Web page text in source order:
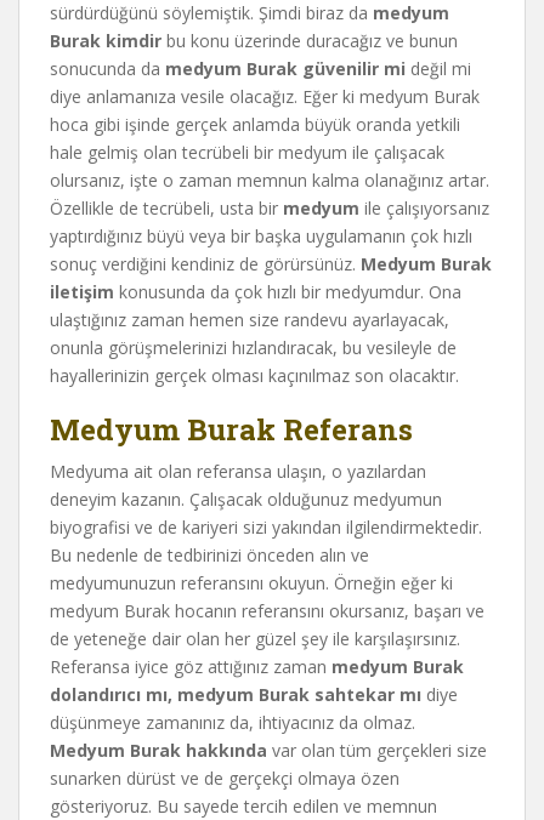
sürdürdüğünü söylemiştik. Şimdi biraz da medyum
Burak kimdir bu konu üzerinde duracağız ve bunun
sonucunda da medyum Burak güvenilir mi değil mi
diye anlamanıza vesile olacağız. Eğer ki medyum Burak
hoca gibi işinde gerçek anlamda büyük oranda yetkili
hale gelmiş olan tecrübeli bir medyum ile çalışacak
olursanız, işte o zaman memnun kalma olanağınız artar.
Özellikle de tecrübeli, usta bir medyum ile çalışıyorsanız
yaptırdığınız büyü veya bir başka uygulamanın çok hızlı
sonuç verdiğini kendiniz de görürsünüz. Medyum Burak
iletişim konusunda da çok hızlı bir medyumdur. Ona
ulaştığınız zaman hemen size randevu ayarlayacak,
onunla görüşmelerinizi hızlandıracak, bu vesileyle de
hayallerinizin gerçek olması kaçınılmaz son olacaktır.
Medyum Burak Referans
Medyuma ait olan referansa ulaşın, o yazılardan
deneyim kazanın. Çalışacak olduğunuz medyumun
biyografisi ve de kariyeri sizi yakından ilgilendirmektedir.
Bu nedenle de tedbirinizi önceden alın ve
medyumunuzun referansını okuyun. Örneğin eğer ki
medyum Burak hocanın referansını okursanız, başarı ve
de yeteneğe dair olan her güzel şey ile karşılaşırsınız.
Referansa iyice göz attığınız zaman medyum Burak
dolandırıcı mı, medyum Burak sahtekar mı diye
düşünmeye zamanınız da, ihtiyacınız da olmaz.
Medyum Burak hakkında var olan tüm gerçekleri size
sunarken dürüst ve de gerçekçi olmaya özen
gösteriyoruz. Bu sayede tercih edilen ve memnun